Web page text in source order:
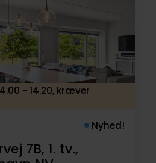
- 14.20, kræver
Nyhed!
7B, 1. tv.,